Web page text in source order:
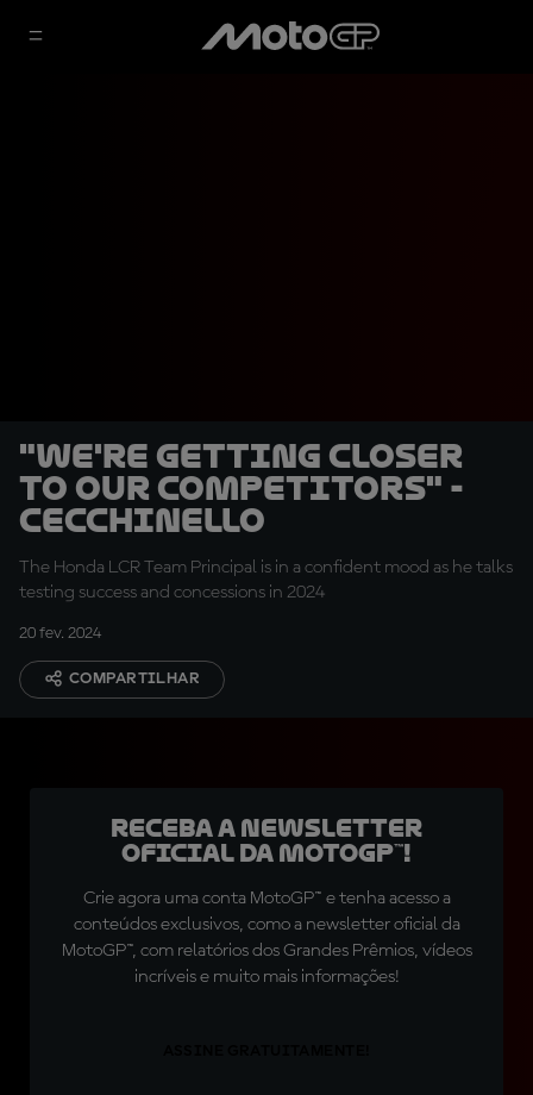
"We're getting closer
to our competitors" -
Cecchinello
The Honda LCR Team Principal is in a confident mood as he talks
testing success and concessions in 2024
20 fev. 2024
COMPARTILHAR
Receba a newsletter
oficial da MotoGP™!
Crie agora uma conta MotoGP™ e tenha acesso a
conteúdos exclusivos, como a newsletter oficial da
MotoGP™, com relatórios dos Grandes Prêmios, vídeos
incríveis e muito mais informações!